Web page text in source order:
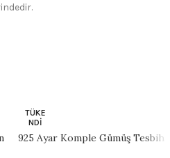
TÜKE
NDI
925 Ayar Komple Gümüş Tesbih